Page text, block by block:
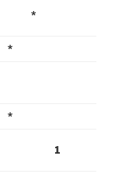
*
*
*
1